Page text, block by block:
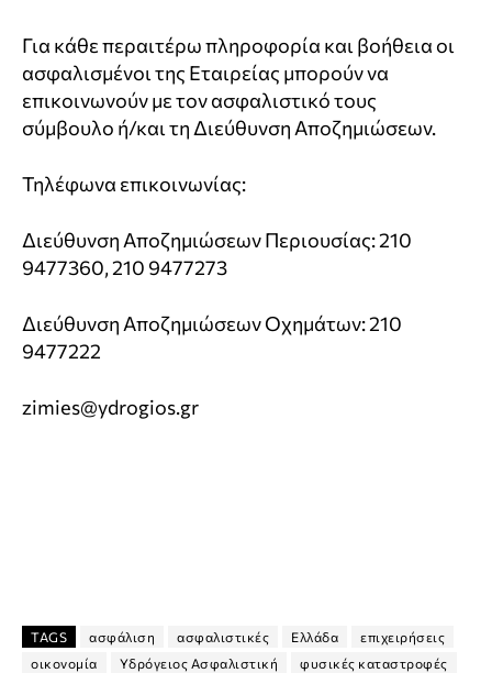
Για κάθε περαιτέρω πληροφορία και βοήθεια οι
ασφαλισμένοι της Εταιρείας μπορούν να
επικοινωνούν με τον ασφαλιστικό τους
σύμβουλο ή/και τη Διεύθυνση Αποζημιώσεων.
Τηλέφωνα επικοινωνίας:
Διεύθυνση Αποζημιώσεων Περιουσίας: 210
9477360, 210 9477273
Διεύθυνση Αποζημιώσεων Οχημάτων: 210
9477222
zimies@ydrogios.gr
TAGS ασφάλιση ασφαλιστικές Ελλάδα
επιχειρήσεις
οικονομία
Υδρόγειος Ασφαλιστική φυσικές καταστροφές